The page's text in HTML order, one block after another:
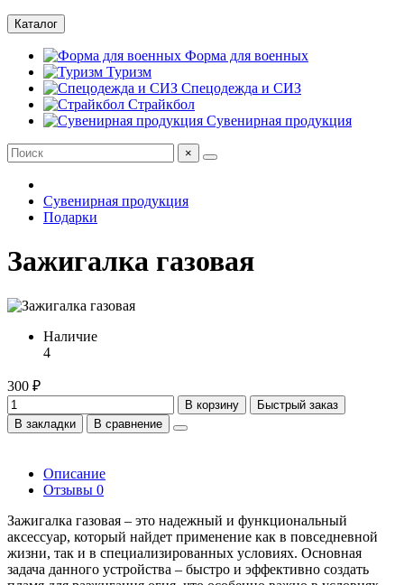
Каталог
Форма для военных
Туризм
Спецодежда и СИЗ
Страйкбол
Сувенирная продукция
×
Сувенирная продукция
Подарки
Зажигалка газовая
Наличие
4
300 ₽
В корзину
Быстрый заказ
В закладки
В сравнение
Описание
Отзывы 0
Зажигалка газовая – это надежный и функциональный
аксессуар, который найдет применение как в повседневной
жизни, так и в специализированных условиях. Основная
задача данного устройства – быстро и эффективно создать